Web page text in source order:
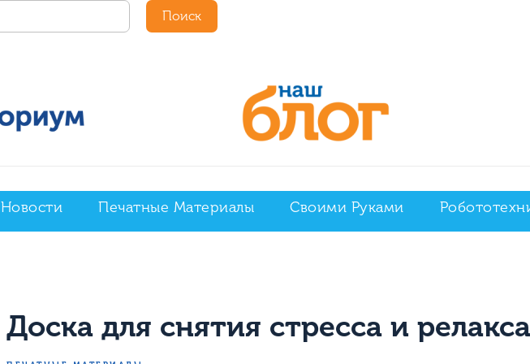
Поиск
Новости Печатные Материалы Своими Руками
Доска для снятия стресса и